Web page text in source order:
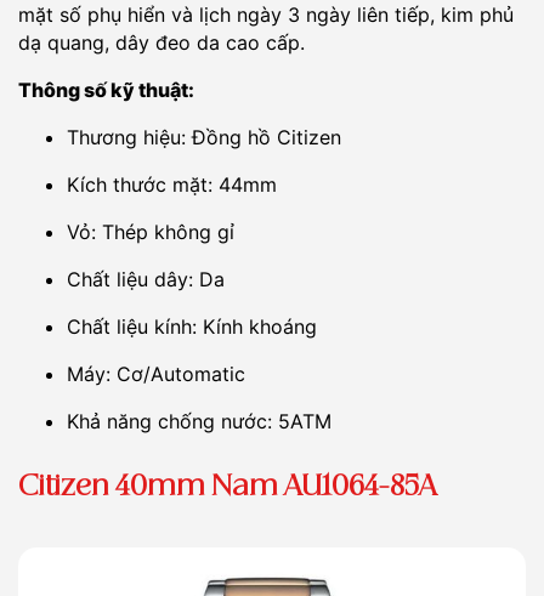
mặt số phụ hiển và lịch ngày 3 ngày liên tiếp, kim phủ
dạ quang, dây đeo da cao cấp.
Thông số kỹ thuật:
Thương hiệu: Đồng hồ Citizen
Kích thước mặt: 44mm
Vỏ: Thép không gỉ
Chất liệu dây: Da
Chất liệu kính: Kính khoáng
Máy: Cơ/Automatic
Khả năng chống nước: 5ATM
Citizen 40mm Nam AU1064-85A